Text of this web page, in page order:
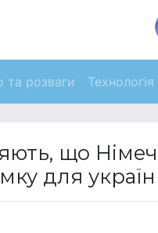
та розваги Технологія
що
для